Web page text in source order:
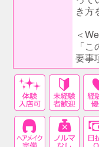
き方
＜
「
要事